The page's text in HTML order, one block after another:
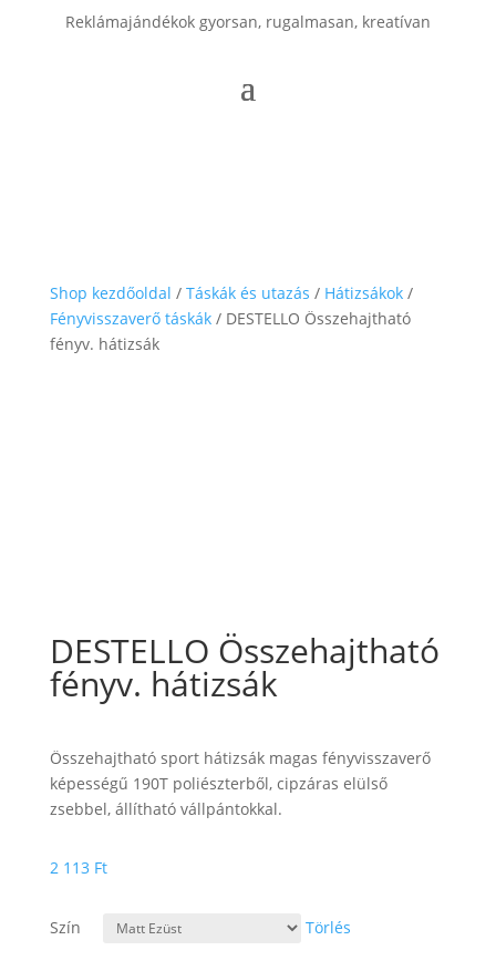
Reklámajándékok gyorsan, rugalmasan, kreatívan
Shop kezdőoldal / Táskák és utazás / Hátizsákok/
Fényvisszaverő táskák/ DESTELLO Összehajtható
fényv. hátizsák
DESTELLO Összehajtható
fényv. hátizsák
Összehajtható sport hátizsák magas fényvisszaverő
képességű 190T poliészterből, cipzáras elülső
zsebbel, állítható vállpántokkal.
2 113 Ft
Szín Törlés